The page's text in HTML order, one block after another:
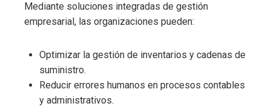
Mediante soluciones integradas de gestión
empresarial, las organizaciones pueden:
Optimizar la gestión de inventarios y cadenas de
suministro.
Reducir errores humanos en procesos contables
y administrativos.